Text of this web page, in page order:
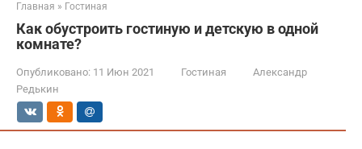
Главная » Гостиная
Как обустроить гостиную и детскую в одной
комнате?
Опубликовано: 11 Июн 2021 Гостиная
Александр
Редькин